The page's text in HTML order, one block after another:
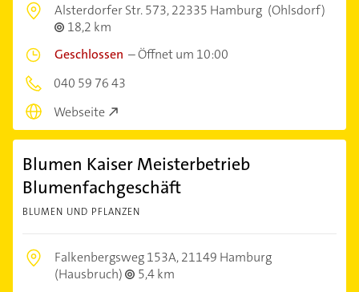
Alsterdorfer Str. 573,22335 Hamburg (Ohlsdorf)
18,2 km
Geschlossen –Öffnet um 10:00
040 59 76 43
Webseite
Blumen Kaiser Meisterbetrieb
Blumenfachgeschäft
BLUMEN UND PFLANZEN
Falkenbergsweg 153A,21149 Hamburg
(Hausbruch)
5,4 km